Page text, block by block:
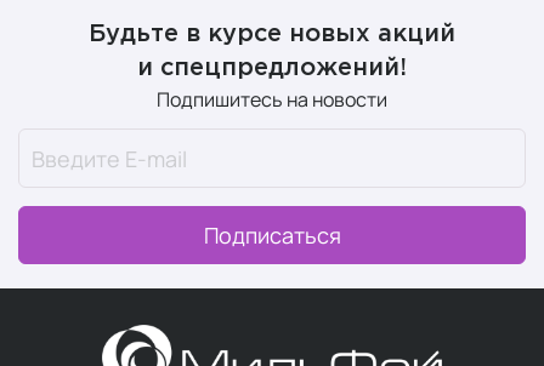
Будьте в курсе новых акций
и спецпредложений!
Подпишитесь на новости
Подписаться